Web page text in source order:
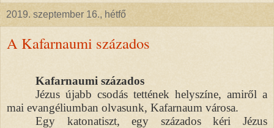
2019. szeptember 16., hétfő
A Kafarnaumi százados
Kafarnaumi százados
Jézus újabb csodás tettének helyszíne, amiről a
mai evangéliumban olvasunk, Kafarnaum városa.
Egy katonatiszt, egy százados kéri Jézus